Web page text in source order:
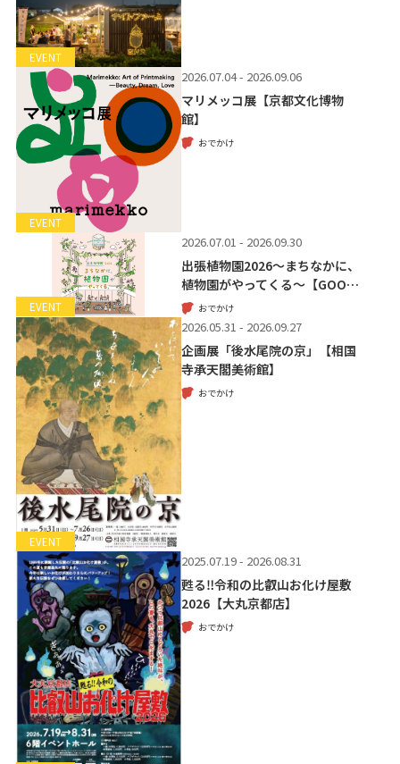
EVENT
EVENT
2026.07.04 - 2026.09.06
マリメッコ展【京都文化博物
館】
おでかけ
EVENT
2026.07.01 - 2026.09.30
出張植物園2026～まちなかに、
植物園がやってくる～【GOO…
おでかけ
EVENT
2026.05.31 - 2026.09.27
企画展「後水尾院の京」【相国
寺承天閣美術館】
おでかけ
2025.07.19 - 2026.08.31
甦る‼令和の比叡山お化け屋敷
2026【大丸京都店】
おでかけ